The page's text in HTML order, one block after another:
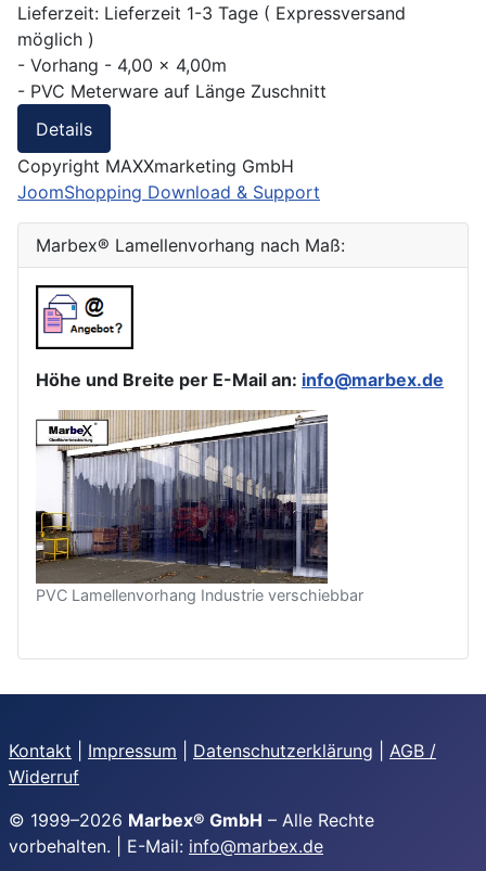
Marbex® Lamellenvorhang nach Maß:
Höhe und Breite per E-Mail an: info@marbex.de
PVC Lamellenvorhang Industrie verschiebbar
Lieferzeit: Lieferzeit 1-3 Tage ( Expressversand
möglich )
- Vorhang - 4,00 x 4,00m
- PVC Meterware auf Länge Zuschnitt
Details
Copyright MAXXmarketing GmbH
JoomShopping Download & Support
Kontakt Impressum Datenschutzerklärung
AGB /
Widerruf
© 1999–2026 Marbex® GmbH – Alle Rechte
vorbehalten. | E-Mail: info@marbex.de